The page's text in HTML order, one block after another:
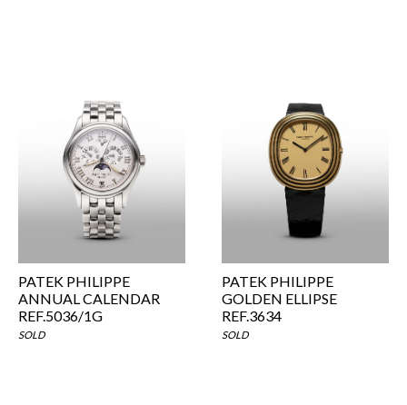
PATEK PHILIPPE
ANNUAL CALENDAR
REF.5036/1G
SOLD
PATEK PHILIPPE
GOLDEN ELLIPSE
REF.3634
SOLD